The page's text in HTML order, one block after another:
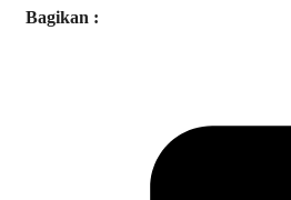
Bagikan :